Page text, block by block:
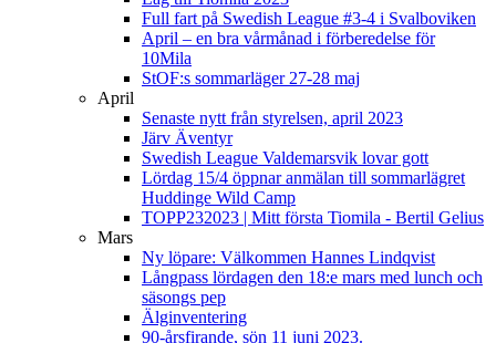
Full fart på Swedish League #3-4 i Svalboviken
April – en bra vårmånad i förberedelse för
10Mila
StOF:s sommarläger 27-28 maj
April
Senaste nytt från styrelsen, april 2023
Järv Äventyr
Swedish League Valdemarsvik lovar gott
Lördag 15/4 öppnar anmälan till sommarlägret
Huddinge Wild Camp
TOPP232023 | Mitt första Tiomila - Bertil Gelius
Mars
Ny löpare: Välkommen Hannes Lindqvist
Långpass lördagen den 18:e mars med lunch och
säsongs pep
Älginventering
90-årsfirande, sön 11 juni 2023.